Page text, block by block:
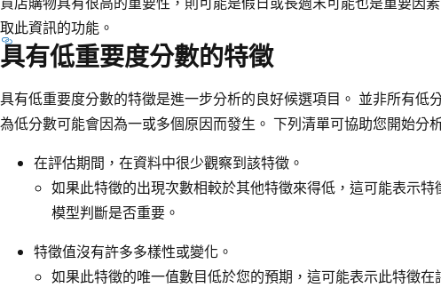
取此資訊的功能。
具有低重要度分數的特徵
具有低重要度分數的特徵是進一步分析的良好候選項目。 並非所有低
為低分數可能會因為一或多個原因而發生。 下列清單可協助您開始分
在評估期間，在資料中很少觀察到該特徵。
如果此特徵的出現次數相較於其他特徵來得低，這可能表示
模型判斷是否重要。
特徵值沒有許多多樣性或變化。
如果此特徵的唯一值數目低於您的預期，這可能表示此特徵